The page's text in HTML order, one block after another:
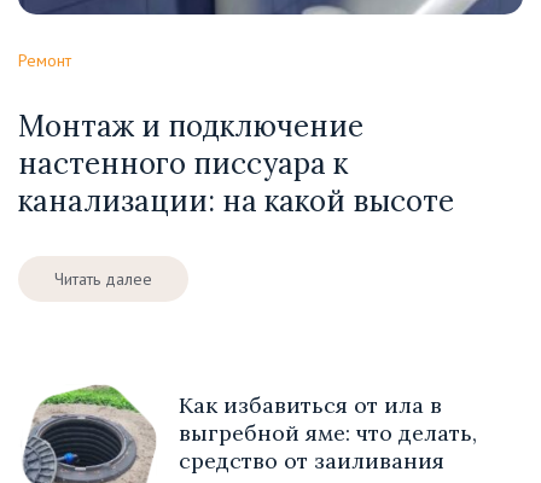
Ремонт
Монтаж и подключение
настенного писсуара к
канализации: на какой высоте
Читать далее
Как избавиться от ила в
выгребной яме: что делать,
средство от заиливания